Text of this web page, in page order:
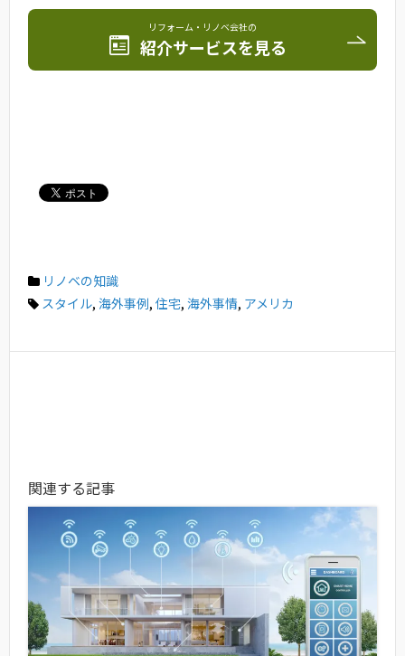
リフォーム・リノベ会社の
紹介サービスを見る
リノベの知識
スタイル, 海外事例, 住宅, 海外事情, アメリカ
関連する記事